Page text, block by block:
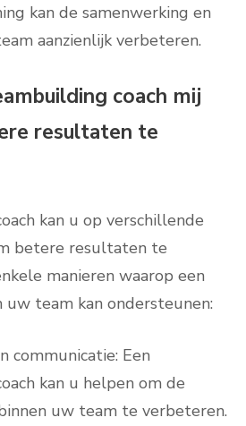
kan de samenwerking en
aanzienlijk verbeteren.
coach mij
resultaten te
kan u op verschillende
betere resultaten te
manieren waarop een
uw team kan ondersteunen:
communicatie: Een
kan u helpen om de
uw team te verbeteren.